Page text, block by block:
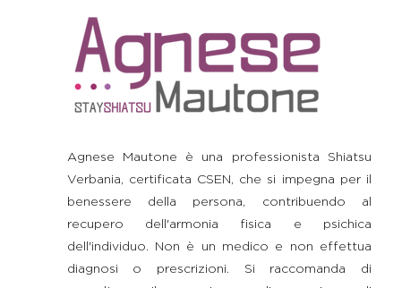
Agnese Mautone è una professionista Shiatsu
Verbania, certificata CSEN, che si impegna per il
benessere della persona, contribuendo al
recupero dell'armonia fisica e psichica
dell'individuo. Non è un medico e non effettua
diagnosi o prescrizioni. Si raccomanda di